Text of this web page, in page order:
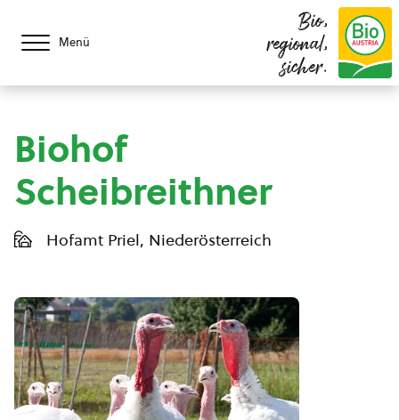
Menü
Bio,
regional,
sicher.
Biohof
Scheibreithner
Hofamt Priel, Niederösterreich